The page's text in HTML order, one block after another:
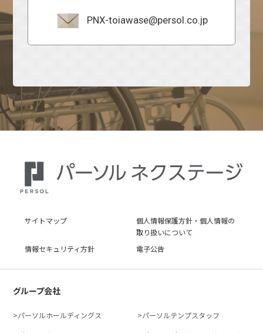
PNX-toiawase@persol.co.jp
サイトマップ
個人情報保護方針・個人情報の
取り扱いについて
情報セキュリティ方針
電子公告
グループ会社
パーソルホールディングス
パーソルテンプスタッフ